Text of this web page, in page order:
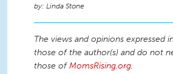
Linda Stone
The views and opinions expressed
those of the author(s) and do not
those ofMomsRising.org.